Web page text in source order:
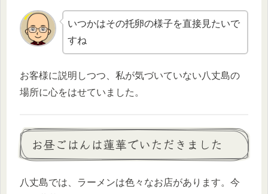
いつかはその托卵の様子を直接見たいで
すね
お客様に説明しつつ、私が気づいていない八丈島の
場所に心をはせていました。
お昼ごはんは蓮華でいただきました
八丈島では、ラーメンは色々なお店があります。今